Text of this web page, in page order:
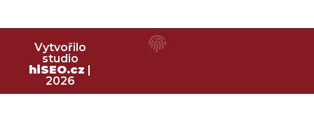
metoda
rozúčtování tepla
Vytvořilo
studio
hiSEO.cz |
2026